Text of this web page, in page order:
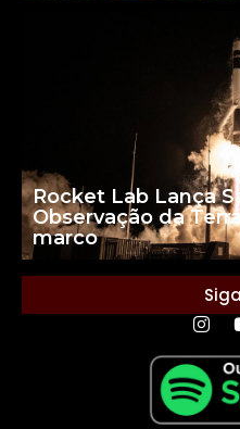
Rocket Lab Lança
Observação da
marco